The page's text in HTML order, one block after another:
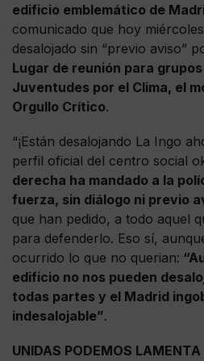
edificio emblemático de
comunicado que hoy
desalojado sin “previo aviso”
Lugar de reunión para
Juventudes por el Clima, el
Orgullo Crítico.
“¡Están desalojando La Ingo
perfil oficial del centro social
derecha ha mandado a la
fuerza, sin diálogo ni previo
que han pedido, a todo aquel
para defenderlo. Eso sí,
ocurrido lo que no querian:
edificio no nos pueden
todas partes y el Madrid
indesalojable”.
UNIDAS PODEMOS LAMENTA